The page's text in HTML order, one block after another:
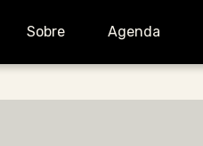
Sobre Agenda